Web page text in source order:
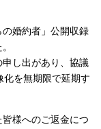
婚約者」公開収録
し出があり、協議
を無期限で延期す
様へのご返金につ